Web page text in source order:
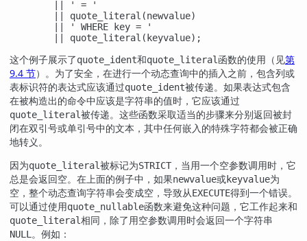
        || ' = '
        || quote_literal(newvalue)
        || ' WHERE key = '
        || quote_literal(keyvalue);
这个例子展示了quote_ident和quote_literal 函数的使用（见第
9.4 节）。为了安全，在进行一个动态查询中的插入之前，包含列或
表标识符的表达式应该通过quote_ident被传递。如果表达式包含
在被构造出的命令中应该是字符串的值时，它应该通过
quote_literal被传递。这些函数采取适当的步骤来分别返回被封
闭在双引号或单引号中的文本，其中任何嵌入的特殊字符都会被正确
地转义。
因为quote_literal被标记为STRICT ，当用一个空参数调用时，它
总是会返回空。在上面的例子中，如果newvalue或keyvalue为
空，整个动态查询字符串会变成空，导致从EXECUTE得到一个错误。
可以通过使用quote_nullable函数来避免这种问题，它工作起来和
quote_literal相同，除了用空参数调用时会返回一个字符串
NULL 。例如：